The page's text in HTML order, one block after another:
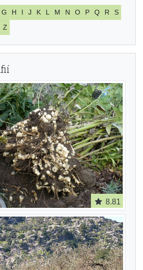
G H I J K L M N O P Q R
S
Z
8.81